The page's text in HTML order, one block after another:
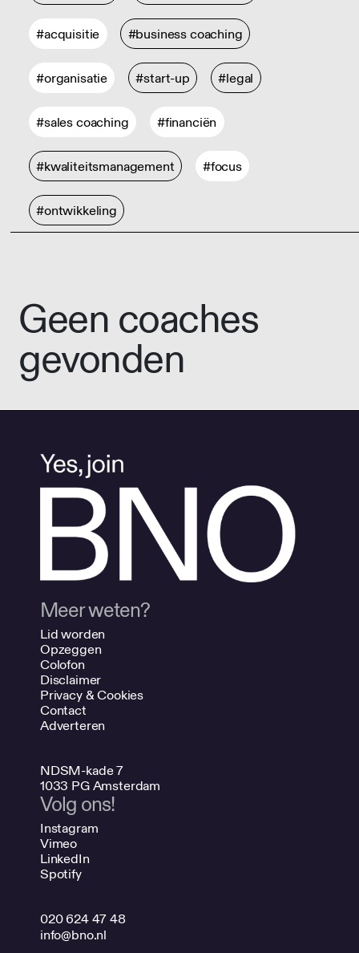
#acquisitie #business coaching
#organisatie #start-up #legal
#sales coaching #financiën
#kwaliteitsmanagement #focus
#ontwikkeling
Geen coaches
gevonden
Meer weten?
Lid worden
Opzeggen
Colofon
Disclaimer
Privacy & Cookies
Contact
Adverteren
NDSM-kade 7
1033 PG Amsterdam
Volg ons!
Instagram
Vimeo
LinkedIn
Spotify
020 624 47 48
info@bno.nl